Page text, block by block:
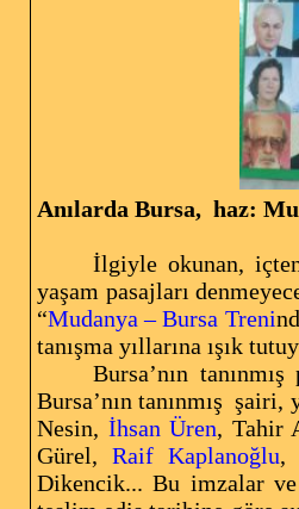
Anılarda Bursa, haz:
İlgiyle okunan,
yaşam pasajları
“Mudanya – Bursa Treni
tanışma yıllarına ışık
Bursa’nın
Bursa’nın tanınmış şairi,
Nesin, İhsan Üren, Tahir
Gürel,Raif Kaplanoğlu,
Dikencik... Bu imzalar ve